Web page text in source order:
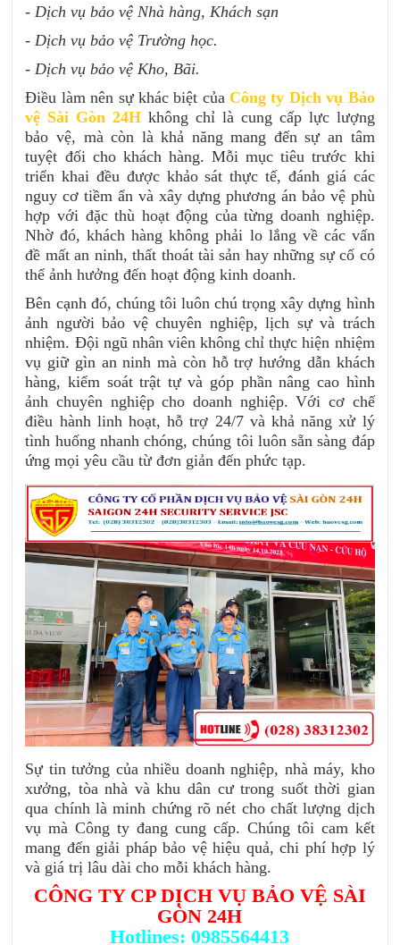
- Dịch vụ bảo vệ Nhà hàng, Khách sạn
- Dịch vụ bảo vệ Trường học.
- Dịch vụ bảo vệ Kho, Bãi.
Điều làm nên sự khác biệt của Công ty Dịch vụ Bảo
vệ Sài Gòn 24H không chỉ là cung cấp lực lượng
bảo vệ, mà còn là khả năng mang đến sự an tâm
tuyệt đối cho khách hàng. Mỗi mục tiêu trước khi
triển khai đều được khảo sát thực tế, đánh giá các
nguy cơ tiềm ẩn và xây dựng phương án bảo vệ phù
hợp với đặc thù hoạt động của từng doanh nghiệp.
Nhờ đó, khách hàng không phải lo lắng về các vấn
đề mất an ninh, thất thoát tài sản hay những sự cố có
thể ảnh hưởng đến hoạt động kinh doanh.
Bên cạnh đó, chúng tôi luôn chú trọng xây dựng hình
ảnh người bảo vệ chuyên nghiệp, lịch sự và trách
nhiệm. Đội ngũ nhân viên không chỉ thực hiện nhiệm
vụ giữ gìn an ninh mà còn hỗ trợ hướng dẫn khách
hàng, kiểm soát trật tự và góp phần nâng cao hình
ảnh chuyên nghiệp cho doanh nghiệp. Với cơ chế
điều hành linh hoạt, hỗ trợ 24/7 và khả năng xử lý
tình huống nhanh chóng, chúng tôi luôn sẵn sàng đáp
ứng mọi yêu cầu từ đơn giản đến phức tạp.
Sự tin tưởng của nhiều doanh nghiệp, nhà máy, kho
xưởng, tòa nhà và khu dân cư trong suốt thời gian
qua chính là minh chứng rõ nét cho chất lượng dịch
vụ mà Công ty đang cung cấp. Chúng tôi cam kết
mang đến giải pháp bảo vệ hiệu quả, chi phí hợp lý
và giá trị lâu dài cho mỗi khách hàng.
CÔNG TY CP DỊCH VỤ BẢO VỆ SÀI
GÒN 24H
Hotlines: 0985564413